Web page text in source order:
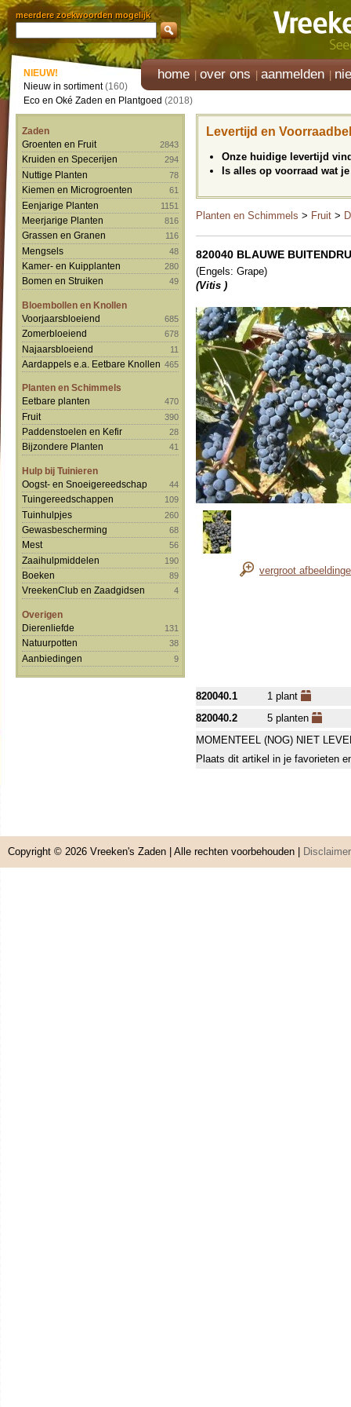
meerdere zoekwoorden mogelijk
home over ons aanmelden
NIEUW!
Nieuw in sortiment(160)
Eco en Oké Zaden en Plantgoed (2018)
Zaden
Groenten en Fruit
2843
Kruiden en Specerijen 294
Nuttige Planten 78
Kiemen en Microgroenten 61
Eenjarige Planten 1151
Meerjarige Planten 816
Grassen en Granen 116
Mengsels 48
Kamer- en Kuipplanten 280
Bomen en Struiken 49
Bloembollen en Knollen
Voorjaarsbloeiend
685
Zomerbloeiend 678
Najaarsbloeiend 11
Aardappels e.a. Eetbare Knollen 465
Planten en Schimmels
Eetbare planten
470
Fruit 390
Paddenstoelen en Kefir 28
Bijzondere Planten 41
Hulp bij Tuinieren
Oogst- en Snoeigereedschap
44
Tuingereedschappen 109
Tuinhulpjes 260
Gewasbescherming 68
Mest 56
Zaaihulpmiddelen 190
Boeken 89
VreekenClub en Zaadgidsen 4
Overigen
Dierenliefde
131
Natuurpotten 38
Aanbiedingen 9
Levertijd en
Onze huidige levertijd
Is alles op voorraad wat
Planten en Schimmels > Fruit >
820040 BLAUWE
(Engels: Grape)
(Vitis )
vergroot
820040.1
1 plant
820040.2
5 planten
MOMENTEEL (NOG) NIET
Plaats dit artikel in je favorieten
Copyright © 2026 Vreeken's Zaden | Alle rechten voorbehouden | Disclaimer